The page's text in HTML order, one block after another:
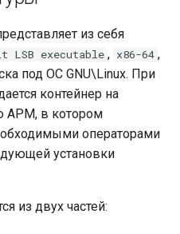
Cilium
Cilium Tetragon
Metax GPU operator
из себя
LSB executable , x86-64 ,
под ОС GNU\Linux. При
контейнер на
АРМ, в котором
операторами
установки
из двух частей: